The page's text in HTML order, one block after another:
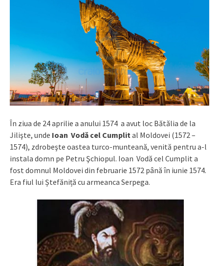
În ziua de 24 aprilie a anului 1574 a avut loc Bătălia de la
Jilişte, unde Ioan Vodă cel Cumplital Moldovei (1572 –
1574), zdrobeşte oastea turco-munteană, venită pentru a-l
instala domn pe Petru Şchiopul. Ioan Vodă cel Cumplit a
fost domnul Moldovei din februarie 1572 până în iunie 1574.
Era fiul lui Ștefăniță cu armeanca Serpega.